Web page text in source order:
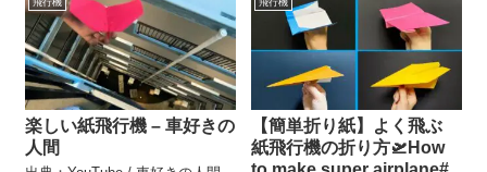
飛行機
楽しい紙飛行機 – 車好きの
人間
飛行機
【簡単折り紙】よく飛ぶ
紙飛行機の折り方🛫How